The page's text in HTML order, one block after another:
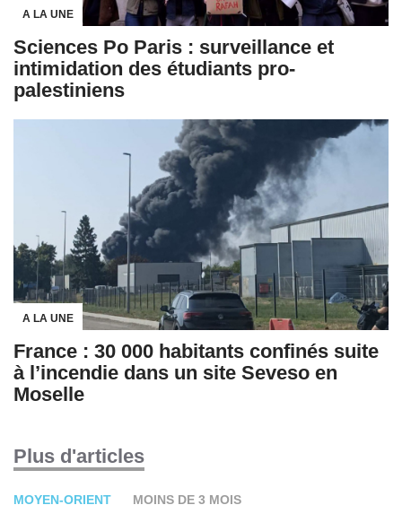
A LA UNE
Sciences Po Paris : surveillance et
intimidation des étudiants pro-
palestiniens
A LA UNE
France : 30 000 habitants confinés suite
à l’incendie dans un site Seveso en
Moselle
Plus d'articles
MOYEN-ORIENT MOINS DE 3 MOIS